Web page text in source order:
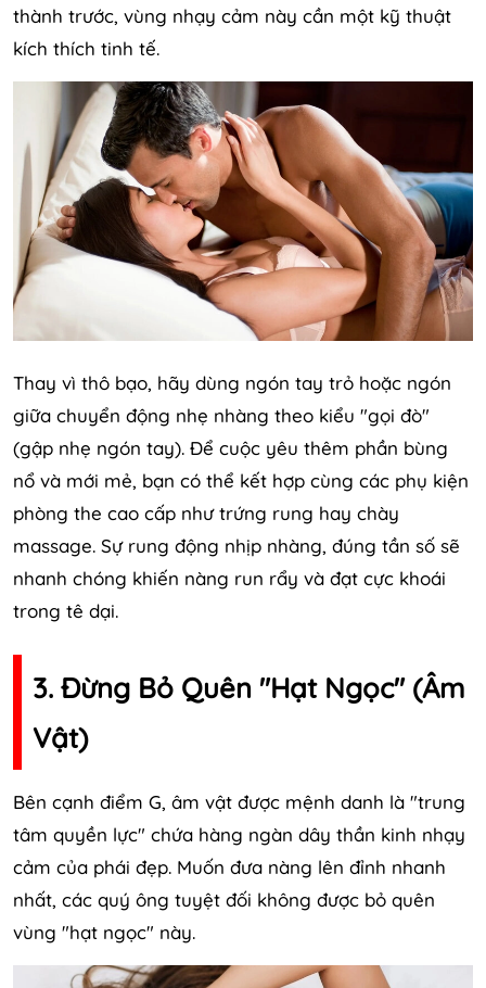
thành trước, vùng nhạy cảm này cần một kỹ thuật
kích thích tinh tế.
Thay vì thô bạo, hãy dùng ngón tay trỏ hoặc ngón
giữa chuyển động nhẹ nhàng theo kiểu "gọi đò"
(gập nhẹ ngón tay). Để cuộc yêu thêm phần bùng
nổ và mới mẻ, bạn có thể kết hợp cùng các phụ kiện
phòng the cao cấp như trứng rung hay chày
massage. Sự rung động nhịp nhàng, đúng tần số sẽ
nhanh chóng khiến nàng run rẩy và đạt cực khoái
trong tê dại.
3. Đừng Bỏ Quên "Hạt Ngọc" (Âm
Vật)
Bên cạnh điểm G, âm vật được mệnh danh là "trung
tâm quyền lực" chứa hàng ngàn dây thần kinh nhạy
cảm của phái đẹp. Muốn đưa nàng lên đỉnh nhanh
nhất, các quý ông tuyệt đối không được bỏ quên
vùng "hạt ngọc" này.